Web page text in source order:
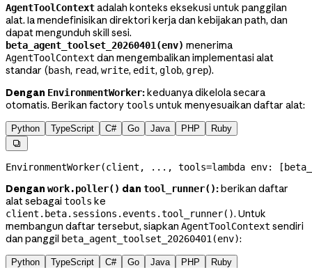
AgentToolContextadalah konteks eksekusi untuk panggilan
alat. Ia mendefinisikan direktori kerja dan kebijakan path, dan
dapat mengunduh skill sesi.
beta_agent_toolset_20260401(env) menerima
AgentToolContext dan mengembalikan implementasi alat
standar (bash, read, write, edit, glob, grep).
Dengan EnvironmentWorker:keduanya dikelola secara
otomatis. Berikan factorytools untuk menyesuaikan daftar alat:
Python TypeScript C# Go Java PHP Ruby

EnvironmentWorker(client, ... , tools=lambda env:
Dengan work.poller() dan tool_runner():berikan daftar
alat sebagai tools ke
client.beta.sessions.events.tool_runner(). Untuk
membangun daftar tersebut, siapkan AgentToolContext sendiri
dan panggil beta_agent_toolset_20260401(env):
Python TypeScript C# Go Java PHP Ruby